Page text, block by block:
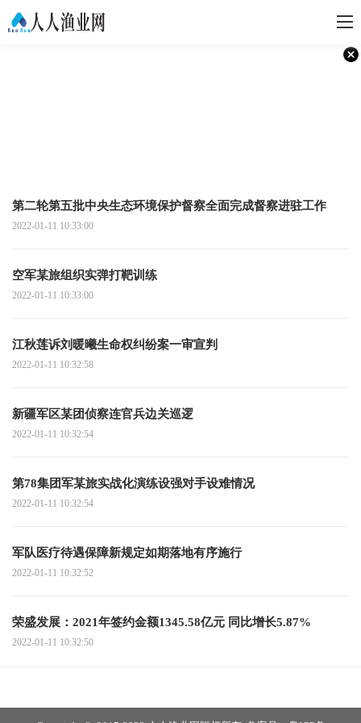
第二轮第五批中央生态环境保护督察全面完成督察进驻工作
2022-01-11 10:33:00
空军某旅组织实弹打靶训练
2022-01-11 10:33:00
江秋莲诉刘暖曦生命权纠纷案一审宣判
2022-01-11 10:32:58
新疆军区某团侦察连官兵边关巡逻
2022-01-11 10:32:54
第78集团军某旅实战化演练设强对手设难情况
2022-01-11 10:32:54
军队医疗待遇保障新规定如期落地有序施行
2022-01-11 10:32:52
荣盛发展：2021年签约金额1345.58亿元 同比增长5.87%
2022-01-11 10:32:50